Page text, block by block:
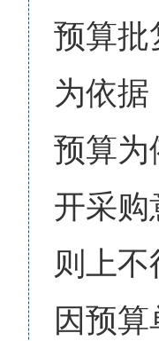
预算批
为依
预算
开采
则上
因预